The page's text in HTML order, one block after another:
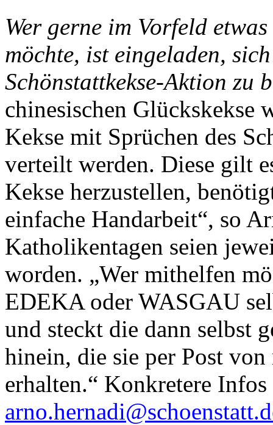
Wer gerne im Vorfeld
möchte, ist eingeladen,
Schönstattkekse-Aktion zu
chinesischen Glückskekse
Kekse mit Sprüchen des
verteilt werden. Diese gilt
Kekse herzustellen,
einfache Handarbeit“, so
Katholikentagen seien
worden. „Wer mithelfen
EDEKA oder WASGAU
und steckt die dann selbst
hinein, die sie per Post
erhalten.“ Konkretere